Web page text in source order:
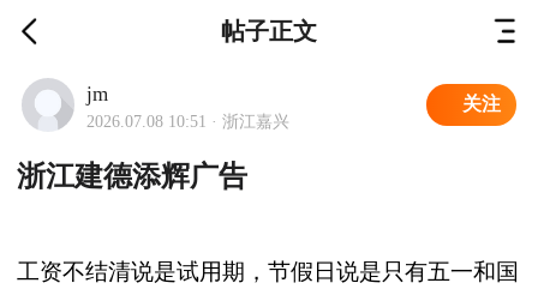
帖子正文
jm
2026.07.08 10:51 · 浙江嘉兴
关注
浙江建德添辉广告
工资不结清说是试用期，节假日说是只有五一和国